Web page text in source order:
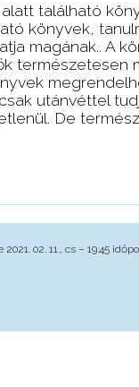
alatt található
könyvek,
magának.. A
természetesen
utánvéttel
De
02. 11., cs – 19:45